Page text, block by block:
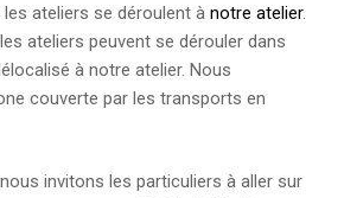
ateliers se déroulent à notre atelier.
ateliers peuvent se dérouler dans
à notre atelier. Nous
couverte par les transports en
invitons les particuliers à aller sur